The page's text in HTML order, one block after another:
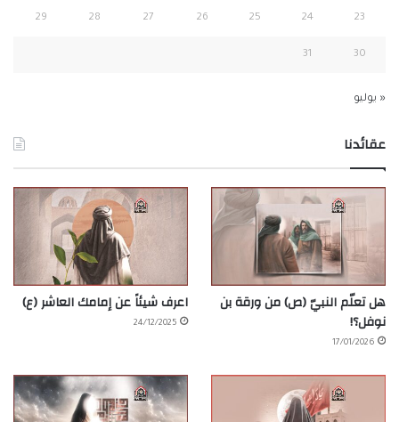
23
24
25
26
27
28
29
30
31
« يوليو
عقائدنا
هل تعلّم النبيّ (ص) من ورقة بن
نوفل؟!
17/01/2026
اعرف شيئاً عن إمامك العاشر (ع)
24/12/2025